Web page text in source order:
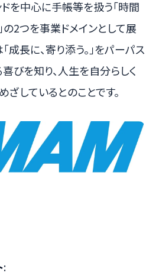
ドを中心に手帳等を扱う「時間
の2つを事業ドメインとして展
成長に、寄り添う。」をパーパス
びを知り、人生を自分らしく
しているとのことです。
: